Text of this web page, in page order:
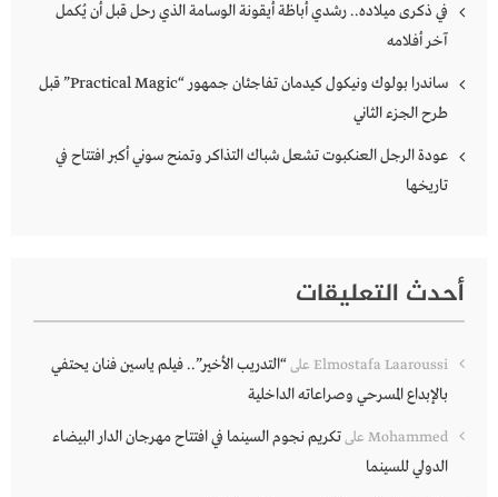
في ذكرى ميلاده.. رشدي أباظة أيقونة الوسامة الذي رحل قبل أن يُكمل
آخر أفلامه
ساندرا بولوك ونيكول كيدمان تفاجئان جمهور “Practical Magic” قبل
طرح الجزء الثاني
عودة الرجل العنكبوت تشعل شباك التذاكر وتمنح سوني أكبر افتتاح في
تاريخها
أحدث التعليقات
Elmostafa Laaroussi على“التدريب الأخير”.. فيلم ياسين فنان يحتفي
بالإبداع المسرحي وصراعاته الداخلية
Mohammed علىتكريم نجوم السينما في افتتاح مهرجان الدار البيضاء
الدولي للسينما